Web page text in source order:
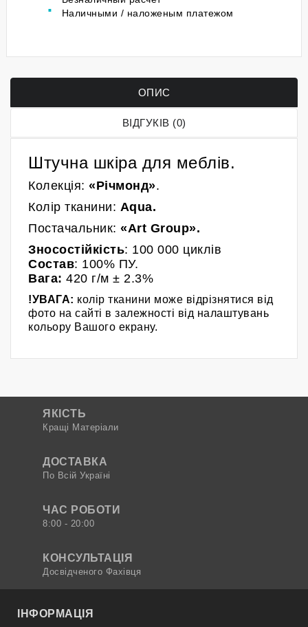
Наличными / наложеным платежом
ОПИС
ВІДГУКІВ (0)
Штучна шкіра для меблів.
Колекція: «Річмонд».
Колір тканини: Aqua.
Постачальник: «Art Group».
Зносостійкість: 100 000 циклів
Состав: 100% ПУ.
Вага: 420 г/м ± 2.3%
!УВАГА: колір тканини може відрізнятися від
фото на сайті в залежності від налаштувань
кольору Вашого екрану.
ЯКІСТЬ
Кращі Матеріали
ДОСТАВКА
По Всій Україні
ЧАС РОБОТИ
8:00 - 20:00
КОНСУЛЬТАЦІЯ
Досвідченого Фахівця
ІНФОРМАЦІЯ